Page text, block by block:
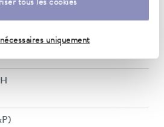
tous les cookies
uniquement